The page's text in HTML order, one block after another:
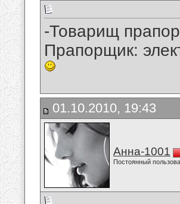
-Товарищ
Прапорщик:
01.10.2010, 19:43
Анна-1001
Постоянный